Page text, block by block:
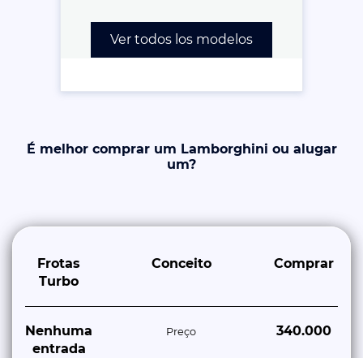
Ver todos los modelos
É melhor comprar um Lamborghini ou alugar
um?
Frotas
Turbo
Conceito Comprar
Nenhuma
entrada
Preço 340.000